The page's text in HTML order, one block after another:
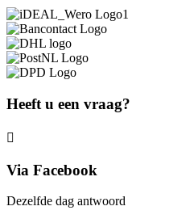
Heeft u een vraag?
Via Facebook
Dezelfde dag antwoord